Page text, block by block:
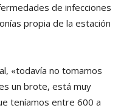
de infecciones
propia de la estación
«todavía no tomamos
un brote, está muy
teníamos entre 600 a